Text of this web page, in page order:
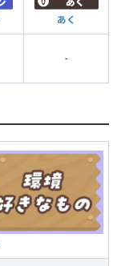
あく
-